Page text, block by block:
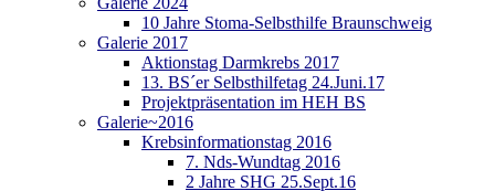
10 Jahre Stoma-Selbsthilfe Braunschweig
Galerie 2017
Aktionstag Darmkrebs 2017
13. BS´er Selbsthilfetag 24.Juni.17
Projektpräsentation im HEH BS
Galerie~2016
Krebsinformationstag 2016
7. Nds-Wundtag 2016
2 Jahre SHG 25.Sept.16